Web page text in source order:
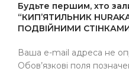
Будьте першим, хто
“КИП’ЯТИЛЬНИК
ПОДВІЙНИМИ СТІНКАМИ
Ваша e-mail адреса не
Обов’язкові поля